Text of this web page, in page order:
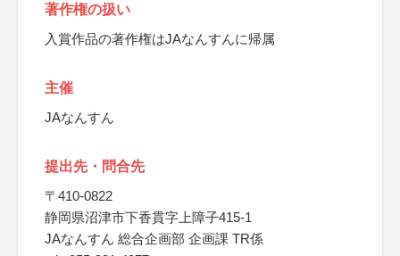
著作権の扱い
入賞作品の著作権はJAなんすんに帰属
主催
JAなんすん
提出先・問合先
〒410-0822
静岡県沼津市下香貫字上障子415-1
JAなんすん 総合企画部 企画課 TR係